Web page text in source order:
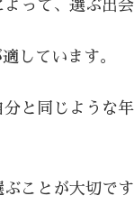
って、選ぶ出
しています。
と同じような
ことが大切です